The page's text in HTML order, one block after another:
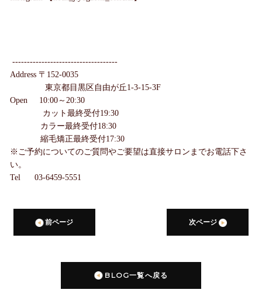
------------------------------------
Address 〒152-0035
東京都目黒区自由が丘1-3-15-3F
Open 10:00～20:30
カット最終受付19:30
カラー最終受付18:30
縮毛矯正最終受付17:30
※ご予約についてのご質問やご要望は直接サロンまでお電話下さ
い。
Tel 03-6459-5551
前ページ 次ページ
BLOG一覧へ戻る